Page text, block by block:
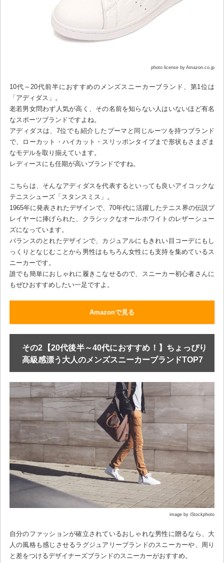
photo license by Amazon.co.jp
10代～20代前半におすすめのメンズスニーカーブランド、第1位は
「アディダス」。
老若男女問わず人気が高く、その名前を知らない人はいないほど有名
なスポーツブランドですよね。
アディダスは、7位でも紹介したプーマと同じルーツを持つブランド
で、ローカット・ハイカット・スリッポンタイプまで形状もさまざま
なモデルを取り揃えています。
レディースにも任期が高いブランドですね。
こちらは、そんなアディダスを代表するといっても良いアイコックな
テニスシューズ「スタンスミス」。
1965年に発表されたデザインで、70年代に活躍したテニス界の伝説プ
レイヤーに捧げられた、クラシックなオールホワイトのレザーシュー
ズになっています。
バランスのとれたデザインで、カジュアルにもきれい目コーデにもし
っくりとなじむことから男性はもちろん女性にも支持を集めているス
ニーカーです。
誰でも簡単におしゃれに履きこなせるので、スニーカー初心者さんに
もぜひおすすめしたい一足ですよ。
Amazonで見る
その2【20代後半～40代におすすめ！】ちょっぴり
高級感漂う大人のメンズスニーカーブランドTOP7
image by iStockphoto
自分のファッションが確立されているおしゃれな男性に贈るなら、大
人の風格も感じさせるラグジュアリーブランドのスニーカーや、周り
と差をつけるデザイナーズブランドのスニーカーがおすすめ。